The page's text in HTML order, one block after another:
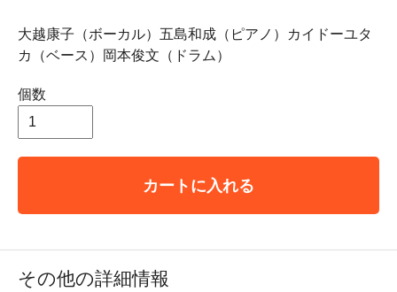
大越康子（ボーカル）五島和成（ピアノ）カイドーユタ
カ（ベース）岡本俊文（ドラム）
個数
カートに入れる
その他の詳細情報